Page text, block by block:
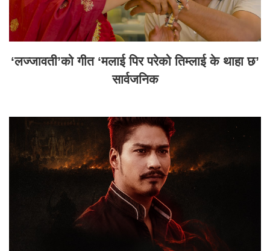
‘लज्जावती’को गीत ‘मलाई पिर परेको तिम्लाई के थाहा छ’
सार्वजनिक